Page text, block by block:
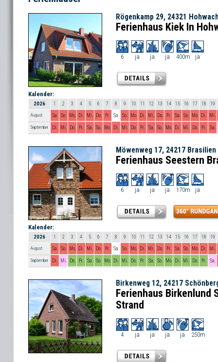
Rögenkamp 29, 24321
Ferienhaus Kiek In
6 ja ja ja 400m ja
Kalender:
2026 1 2 3 4 5 6 7 8 9 10 11 12 13 14 15 16 17 18 19
August Sa. So. Mo. Di. Mi. Do. Fr. Sa. So. Mo. Di. Mi. Do. Fr. Sa. So. Mo. Di. Mi.
September Di. Mi. Do. Fr. Sa. So. Mo. Di. Mi. Do. Fr. Sa. So. Mo. Di. Mi. Do. Fr. Sa.
Möwenweg 17, 24217 Brasilien
Ferienhaus Seestern
6 ja ja ja 170m ja
Kalender:
2026 1 2 3 4 5 6 7 8 9 10 11 12 13 14 15 16 17 18 19
August Sa. So. Mo. Di. Mi. Do. Fr. Sa. So. Mo. Di. Mi. Do. Fr. Sa. So. Mo. Di. Mi.
September Di. Mi. Do. Fr. Sa. So. Mo. Di. Mi. Do. Fr. Sa. So. Mo. Di. Mi. Do. Fr. Sa.
Birkenweg 12, 24217
Ferienhaus Birkenlund
Strand
4 ja ja ja ja 250m